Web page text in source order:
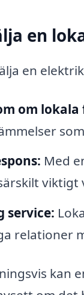
en
en
om
Med
viktigt
service:
relationer
kan